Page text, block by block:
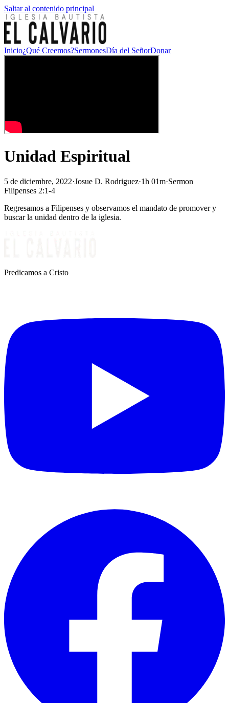
Saltar al contenido principal
Inicio¿Qué Creemos?SermonesDía del SeñorDonar
Unidad Espiritual
5 de diciembre, 2022·Josue D. Rodriguez·1h 01m·Sermon
Filipenses 2:1-4
Regresamos a Filipenses y observamos el mandato de promover y
buscar la unidad dentro de la iglesia.
Predicamos a Cristo